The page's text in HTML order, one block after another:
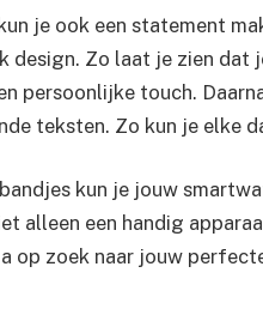
je ook een statement
design. Zo laat je zien
persoonlijke touch.
teksten. Zo kun je elke
kun je jouw
alleen een handig
op zoek naar jouw